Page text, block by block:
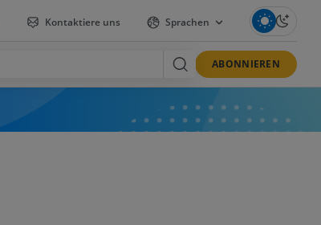
Kontaktiere uns Sprachen
ABONNIEREN